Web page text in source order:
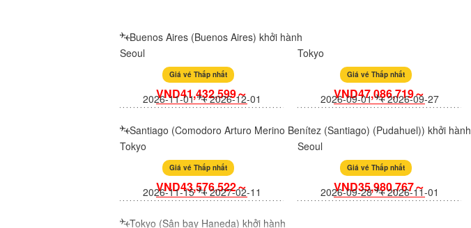
Buenos Aires (Buenos Aires) khởi hành
Seoul
Giá vé Thấp nhất
VND41,432,599～
2026-11-01 2026-12-01
Tokyo
Giá vé Thấp nhất
VND47,086,719～
2026-09-01 2026-09-27
Santiago (Comodoro Arturo Merino Benítez (Santiago) (Pudahuel)) khởi hành
Tokyo
Giá vé Thấp nhất
VND43,576,522～
2026-11-15 2027-02-11
Seoul
Giá vé Thấp nhất
VND35,980,767～
2026-09-28 2026-11-01
Tokyo (Sân bay Haneda) khởi hành